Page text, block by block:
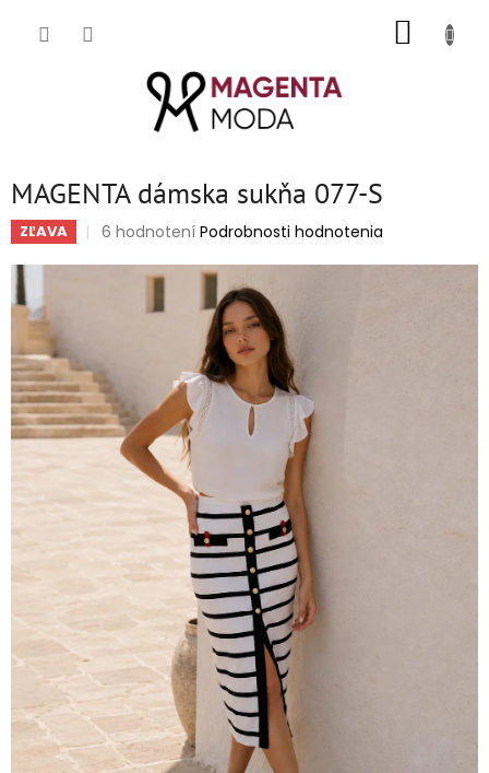
MAGENTA dámska sukňa 077-S
ZĽAVA
Priemerné
produktu
hviezdičiek.
6 hodnotení Podrobnosti hodnotenia